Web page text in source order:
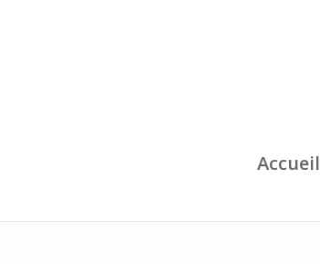
Accueil